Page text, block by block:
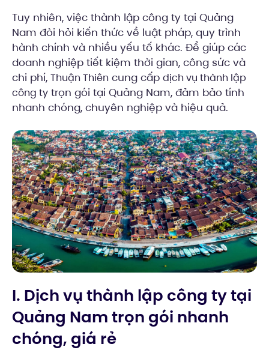
Tuy nhiên, việc thành lập công ty tại Quảng
Nam đòi hỏi kiến thức về luật pháp, quy trình
hành chính và nhiều yếu tố khác. Để giúp các
doanh nghiệp tiết kiệm thời gian, công sức và
chi phí, Thuận Thiên cung cấp dịch vụ thành lập
công ty trọn gói tại Quảng Nam, đảm bảo tính
nhanh chóng, chuyên nghiệp và hiệu quả.
I. Dịch vụ thành lập công ty tại
Quảng Nam trọn gói nhanh
chóng, giá rẻ